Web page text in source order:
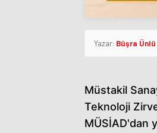
Yazar: Büşra Ünlü
Müstakil
Teknoloji
MÜSİAD'dan